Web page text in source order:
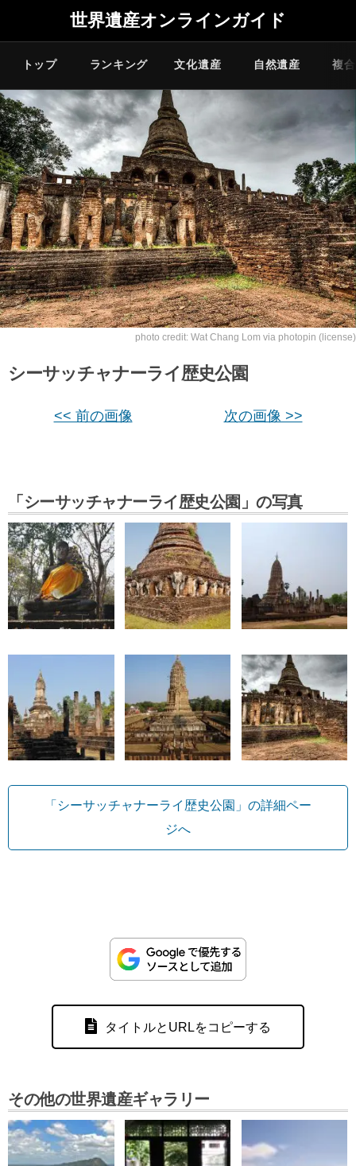
世界遺産オンラインガイド
トップ ランキング 文化遺産 自然遺産 複
photo credit: Wat Chang Lom via photopin (license)
シーサッチャナーライ歴史公園
<< 前の画像 次の画像 >>
「シーサッチャナーライ歴史公園」の写真
「シーサッチャナーライ歴史公園」の詳細ペー
ジへ
タイトルとURLをコピーする
その他の世界遺産ギャラリー